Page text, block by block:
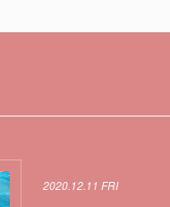
2020.12.11 FRI